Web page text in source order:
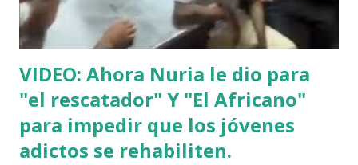
VIDEO: Ahora Nuria le dio para
"el rescatador" Y "El Africano"
para impedir que los jóvenes
adictos se rehabiliten.